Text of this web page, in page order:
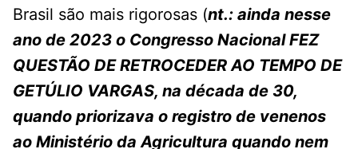
Brasil são mais rigorosas (nt.: ainda nesse
ano de 2023 o Congresso Nacional FEZ
QUESTÃO DE RETROCEDER AO TEMPO DE
GETÚLIO VARGAS, na década de 30,
quando priorizava o registro de venenos
ao Ministério da Agricultura quando nem